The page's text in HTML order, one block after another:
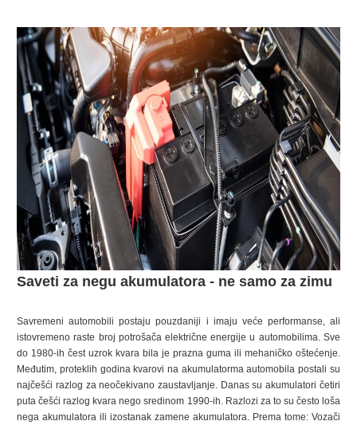
Saveti za negu akumulatora - ne samo za zimu
Savremeni automobili postaju pouzdaniji i imaju veće performanse, ali
istovremeno raste broj potrošača električne energije u automobilima. Sve
do 1980-ih čest uzrok kvara bila je prazna guma ili mehaničko oštećenje.
Međutim, proteklih godina kvarovi na akumulatorma automobila postali su
najčešći razlog za neočekivano zaustavljanje. Danas su akumulatori četiri
puta češći razlog kvara nego sredinom 1990-ih. Razlozi za to su često loša
nega akumulatora ili izostanak zamene akumulatora. Prema tome: Vozači